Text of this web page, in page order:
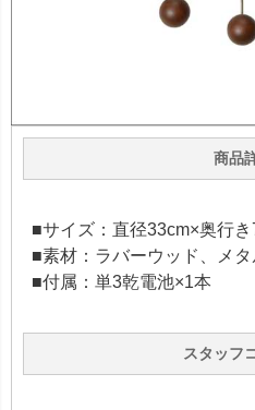
商品
■サイズ：直径33cm×奥行き
■素材：ラバーウッド、メ
■付属：単3乾電池×1本
スタッフ